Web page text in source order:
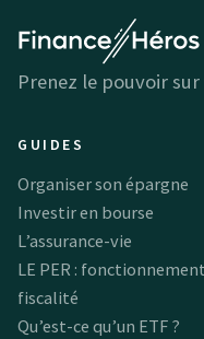
Prenez le pouvoir
GUIDES
Organiser son épargne
Investir en bourse
L’assurance-vie
LE PER :
fiscalité
Qu’est-ce qu’un ETF ?